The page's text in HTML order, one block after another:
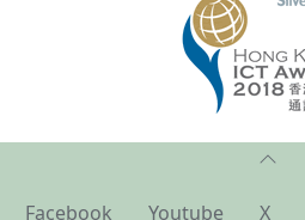
Facebook Youtube X